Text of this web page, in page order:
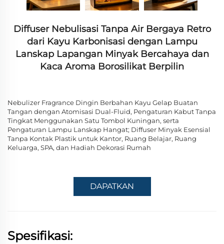
Diffuser Nebulisasi Tanpa Air Bergaya Retro
dari Kayu Karbonisasi dengan Lampu
Lanskap Lapangan Minyak Bercahaya dan
Kaca Aroma Borosilikat Berpilin
Nebulizer Fragrance Dingin Berbahan Kayu Gelap Buatan
Tangan dengan Atomisasi Dual-Fluid, Pengaturan Kabut Tanpa
Tingkat Menggunakan Satu Tombol Kuningan, serta
Pengaturan Lampu Lanskap Hangat; Diffuser Minyak Esensial
Tanpa Kontak Plastik untuk Kantor, Ruang Belajar, Ruang
Keluarga, SPA, dan Hadiah Dekorasi Rumah
DAPATKAN
Spesifikasi: